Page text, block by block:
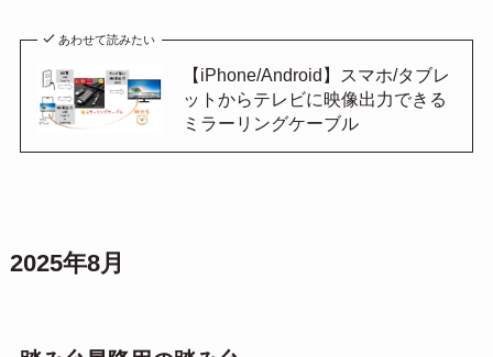
あわせて読みたい
【iPhone/Android】スマホ/タブレ
ットからテレビに映像出力できる
ミラーリングケーブル
2025年8月